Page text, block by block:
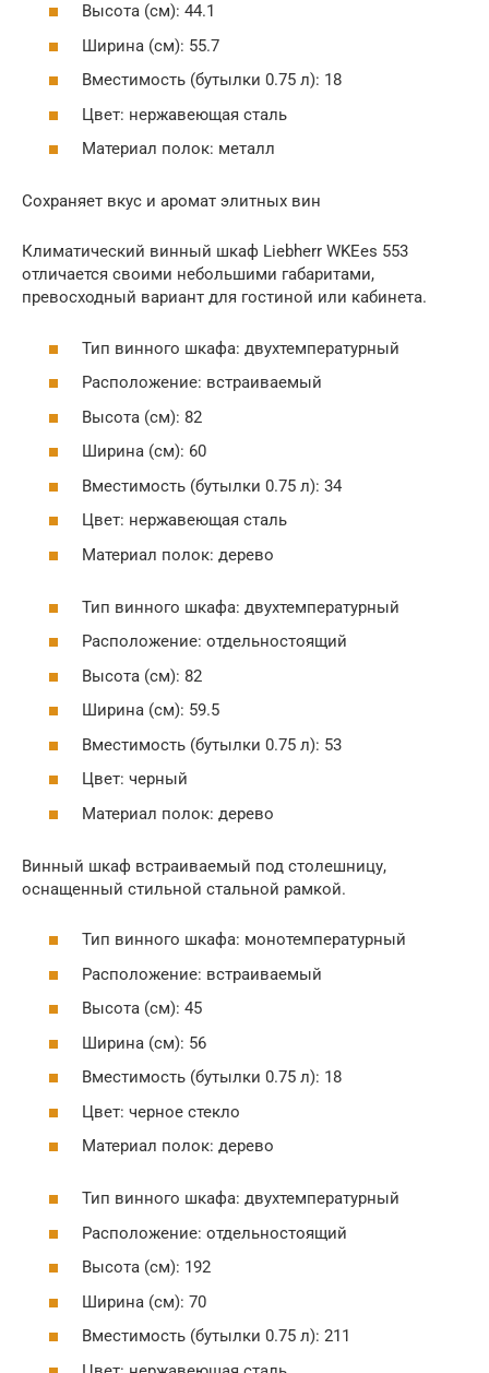
Высота (см): 44.1
Ширина (см): 55.7
Вместимость (бутылки 0.75 л): 18
Цвет: нержавеющая сталь
Материал полок: металл
Сохраняет вкус и аромат элитных вин
Климатический винный шкаф Liebherr WKEes 553
отличается своими небольшими габаритами,
превосходный вариант для гостиной или кабинета.
Тип винного шкафа: двухтемпературный
Расположение: встраиваемый
Высота (см): 82
Ширина (см): 60
Вместимость (бутылки 0.75 л): 34
Цвет: нержавеющая сталь
Материал полок: дерево
Тип винного шкафа: двухтемпературный
Расположение: отдельностоящий
Высота (см): 82
Ширина (см): 59.5
Вместимость (бутылки 0.75 л): 53
Цвет: черный
Материал полок: дерево
Винный шкаф встраиваемый под столешницу,
оснащенный стильной стальной рамкой.
Тип винного шкафа: монотемпературный
Расположение: встраиваемый
Высота (см): 45
Ширина (см): 56
Вместимость (бутылки 0.75 л): 18
Цвет: черное стекло
Материал полок: дерево
Тип винного шкафа: двухтемпературный
Расположение: отдельностоящий
Высота (см): 192
Ширина (см): 70
Вместимость (бутылки 0.75 л): 211